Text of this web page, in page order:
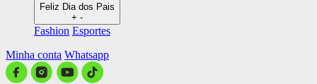
Feliz Dia dos Pais
+ -
Fashion Esportes
Minha conta Whatsapp